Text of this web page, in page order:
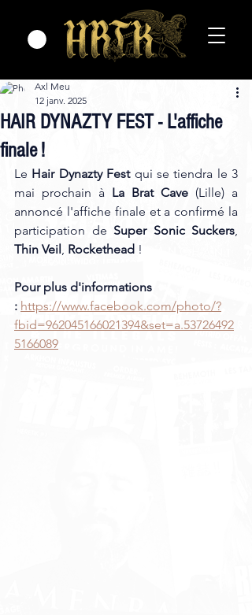
HAIR DYNAZTY FEST - L'affiche
finale !
Axl Meu
12 janv. 2025
Le Hair Dynazty Fest qui se tiendra le 3
mai prochain à La Brat Cave (Lille) a
annoncé l'affiche finale et a confirmé la
participation de Super Sonic Suckers
Thin Veil Rockethead !
Pour plus d'informations
: https://www.facebook.com/photo/?
fbid=962045166021394&set=a.53726492
5166089